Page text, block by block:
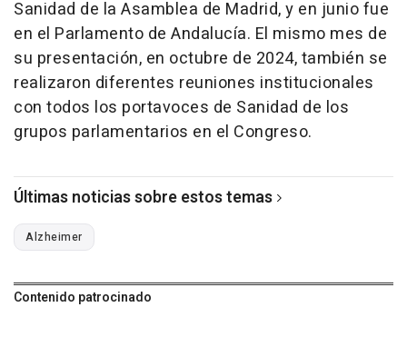
Sanidad de la Asamblea de Madrid, y en junio fue
en el Parlamento de Andalucía. El mismo mes de
su presentación, en octubre de 2024, también se
realizaron diferentes reuniones institucionales
con todos los portavoces de Sanidad de los
grupos parlamentarios en el Congreso.
Últimas noticias sobre estos temas
Alzheimer
Contenido patrocinado